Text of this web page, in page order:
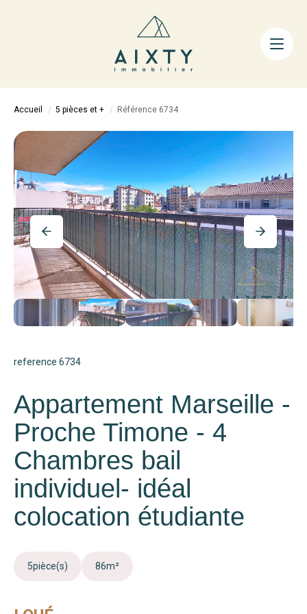
ACHETER
Nos Agences
Nos Équipes
Nos Tarifs
Nos Biens Vendus
Notre City Guide
Accueil 5 pièces et + Référence 6734
reference 6734
Appartement Marseille -
Proche Timone - 4
Chambres bail
individuel- idéal
colocation étudiante
5pièce(s) 86m²